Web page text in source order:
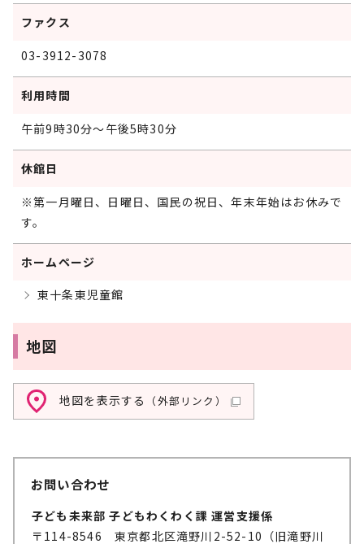
ファクス
03-3912-3078
利用時間
午前9時30分～午後5時30分
休館日
※第一月曜日、日曜日、国民の祝日、年末年始はお休みで
す。
ホームページ
東十条東児童館
地図
地図を表示する （外部リンク）
お問い合わせ
子ども未来部 子どもわくわく課 運営支援係
〒114-8546 東京都北区滝野川2-52-10（旧滝野川